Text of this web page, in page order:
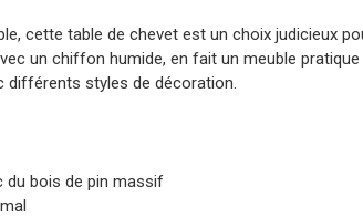
cette table de chevet est un choix judicieux
un chiffon humide, en fait un meuble
différents styles de décoration.
du bois de pin massif